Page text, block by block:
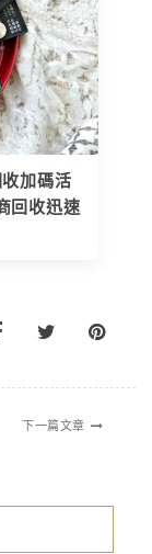
加碼活
回收迅速
下一篇文章